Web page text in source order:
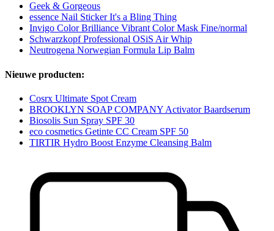
Geek & Gorgeous
essence Nail Sticker It's a Bling Thing
Invigo Color Brilliance Vibrant Color Mask Fine/normal
Schwarzkopf Professional OSiS Air Whip
Neutrogena Norwegian Formula Lip Balm
Nieuwe producten:
Cosrx Ultimate Spot Cream
BROOKLYN SOAP COMPANY Activator Baardserum
Biosolis Sun Spray SPF 30
eco cosmetics Getinte CC Cream SPF 50
TIRTIR Hydro Boost Enzyme Cleansing Balm